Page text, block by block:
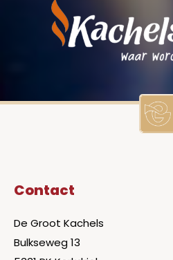
Contact
De Groot Kachels
Bulkseweg 13